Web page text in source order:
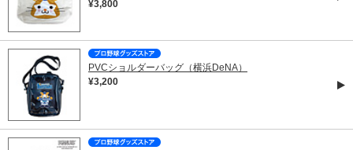
¥3,800
PVCショルダーバッグ（横浜DeNA）
¥3,200